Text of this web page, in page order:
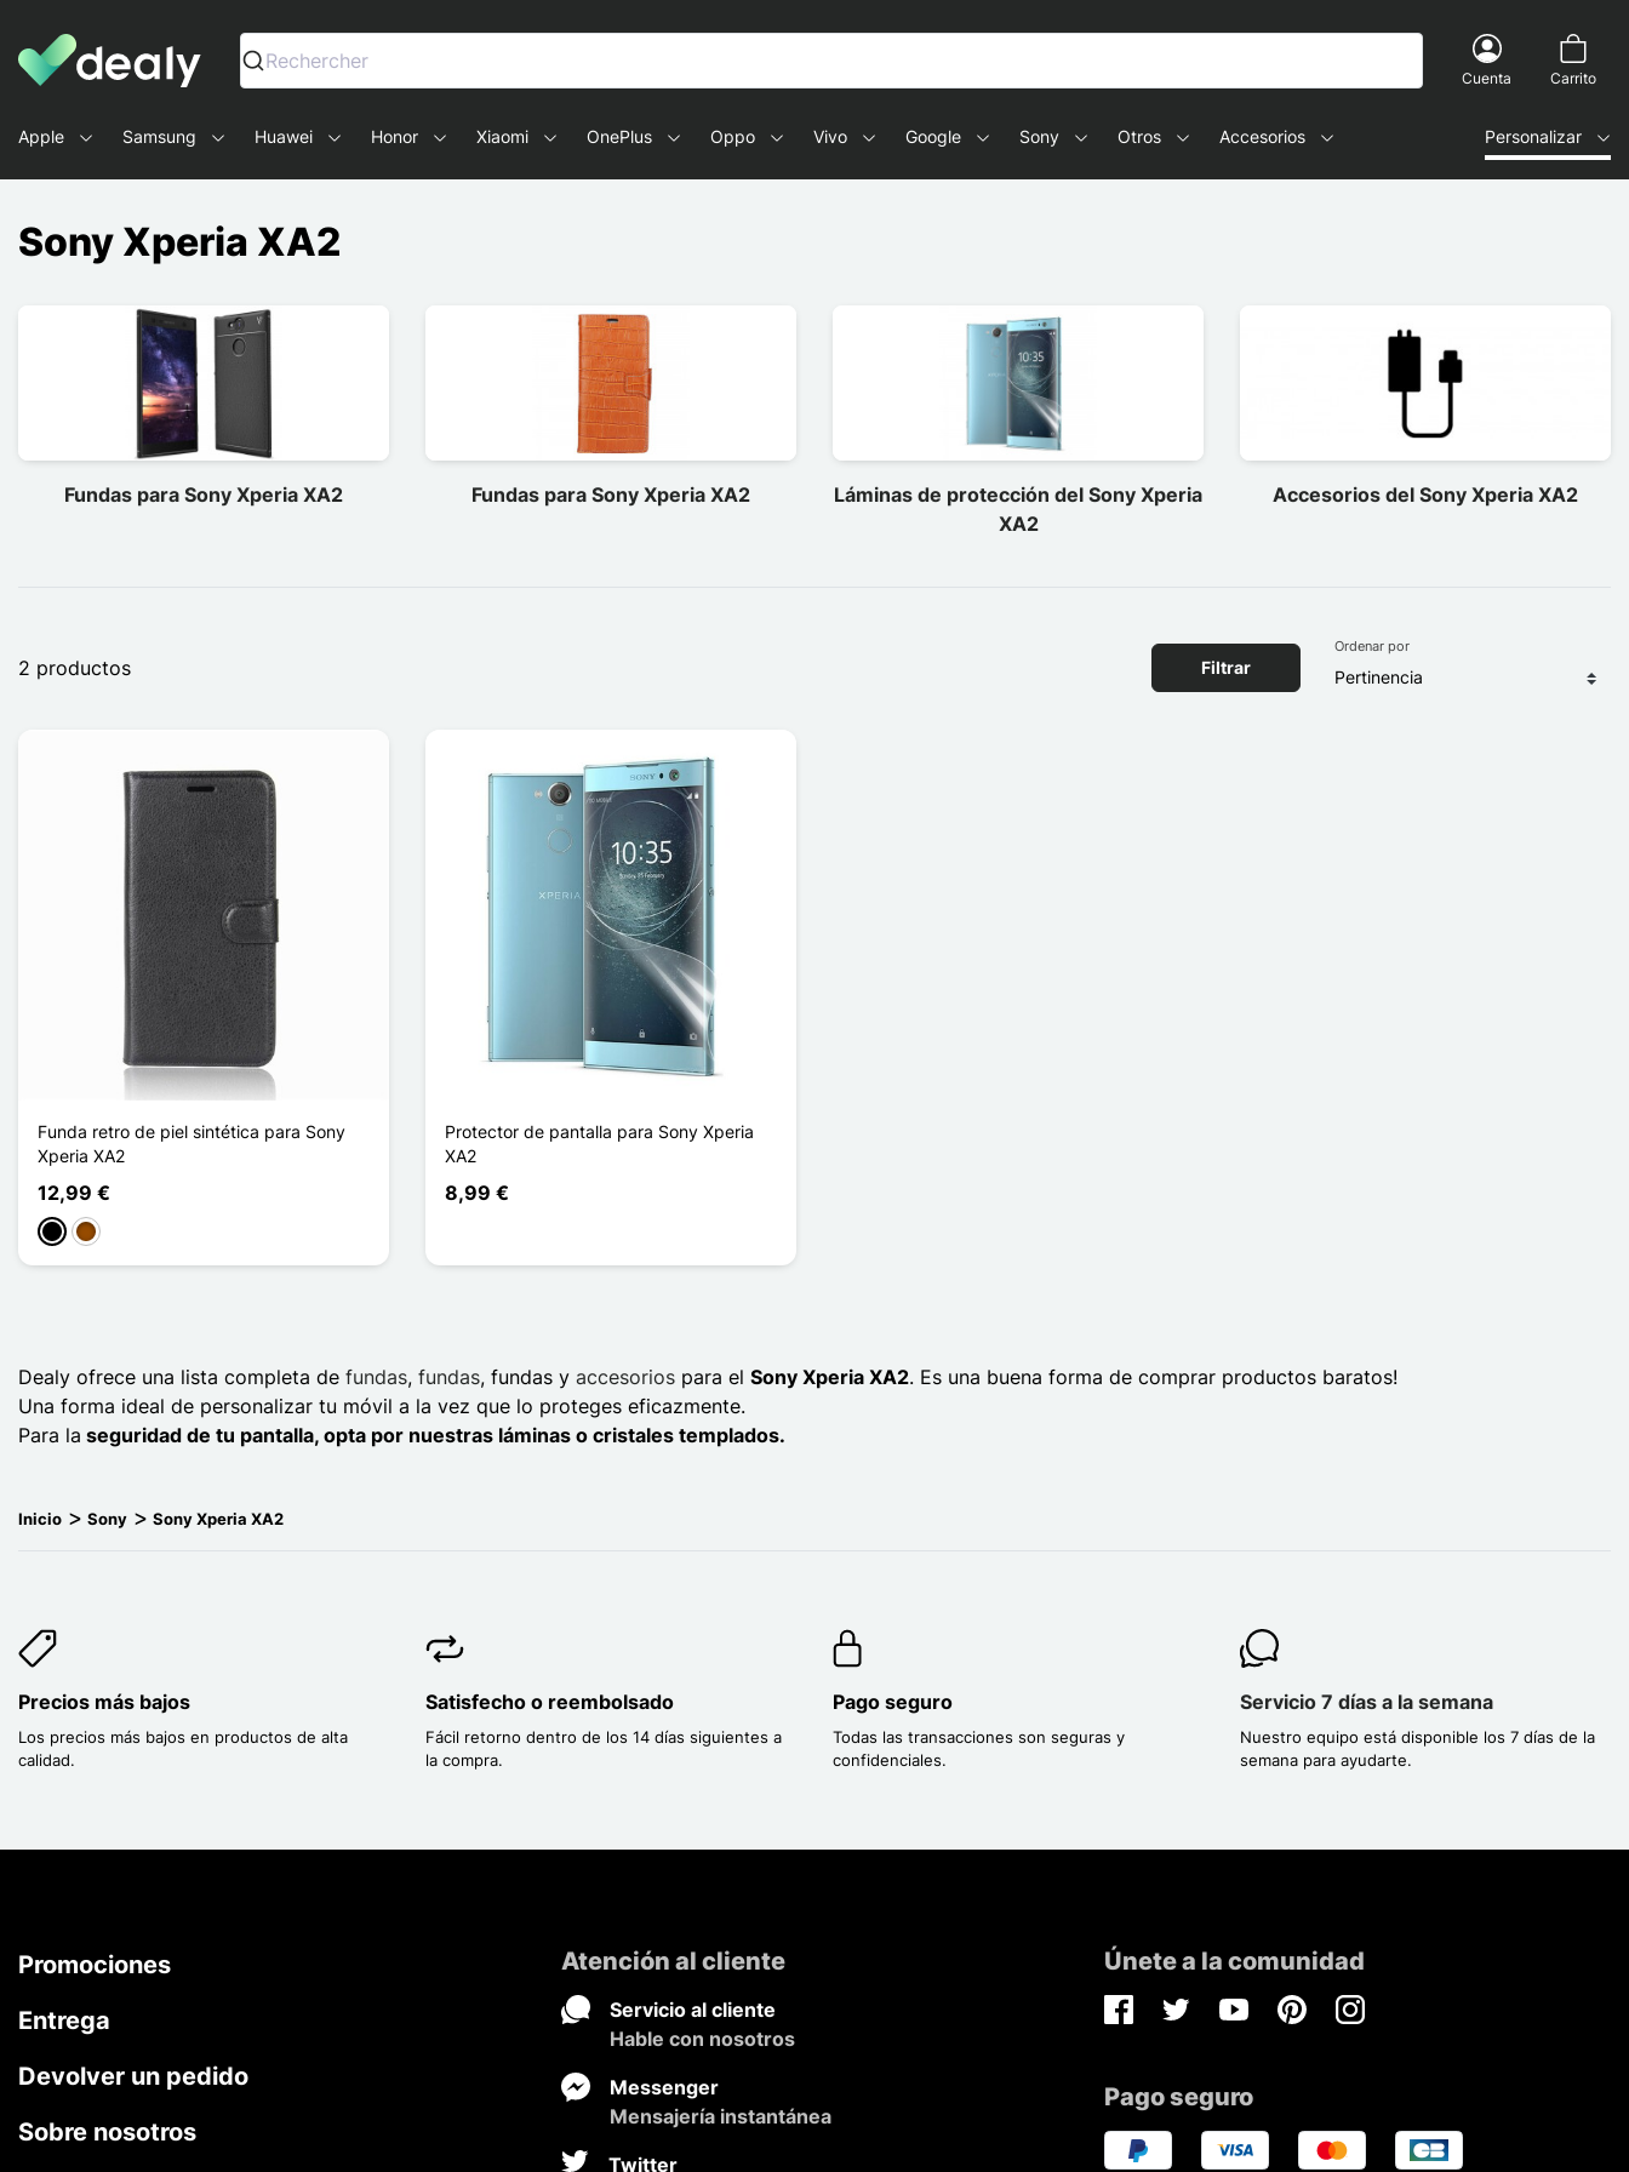
Dealy - Fundas y accesorios para smartphones y tablets
Rechercher
Cuenta Carrito
Apple Samsung Huawei Honor Xiaomi OnePlus Oppo Vivo Google Sony Otros Accesorios Personalizar
Sony Xperia XA2
Fundas para Sony Xperia XA2 Fundas para Sony Xperia XA2
Láminas de protección del Sony Xperia
XA2
Accesorios del Sony Xperia XA2
2 productos Filtrar
Ordenar por
Funda retro de piel sintética para Sony
Xperia XA2
12,99 €
NegroMarrón
Protector de pantalla para Sony Xperia
XA2
8,99 €
Dealy ofrece una lista completa de fundas, fundas, fundas y accesorios para el Sony Xperia XA2. Es una buena forma de comprar productos baratos!
Una forma ideal de personalizar tu móvil a la vez que lo proteges eficazmente.
Para la seguridad de tu pantalla, opta por nuestras láminas o cristales templados.
Inicio Sony Sony Xperia XA2
Precios más bajos
Los precios más bajos en productos de alta
calidad.
Satisfecho o reembolsado
Fácil retorno dentro de los 14 días siguientes a
la compra.
Pago seguro
Todas las transacciones son seguras y
confidenciales.
Servicio 7 días a la semana
Nuestro equipo está disponible los 7 días de la
semana para ayudarte.
Promociones
Entrega
Devolver un pedido
Sobre nosotros
Atención al cliente
Servicio al cliente
Hable con nosotros
Messenger
Mensajería instantánea
Twitter
Únete a la comunidad
FacebookTwitterYoutubePinterestInstagram
Pago seguro